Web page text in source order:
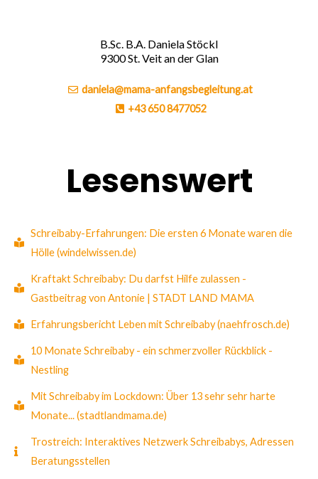
B.Sc. B.A. Daniela Stöckl
9300 St. Veit an der Glan
daniela@mama-anfangsbegleitung.at
+43 650 8477052
Lesenswert
Schreibaby-Erfahrungen: Die ersten 6 Monate waren die
Hölle (windelwissen.de)
Kraftakt Schreibaby: Du darfst Hilfe zulassen -
Gastbeitrag von Antonie | STADT LAND MAMA
Erfahrungsbericht Leben mit Schreibaby (naehfrosch.de)
10 Monate Schreibaby - ein schmerzvoller Rückblick -
Nestling
Mit Schreibaby im Lockdown: Über 13 sehr sehr harte
Monate... (stadtlandmama.de)
Trostreich: Interaktives Netzwerk Schreibabys, Adressen
Beratungsstellen